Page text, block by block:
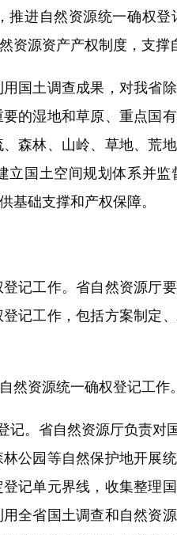
进自然资源统一确权
源资产产权制度，支撑
土调查成果，对我省除
的湿地和草原、重点国
森林、山岭、草地、荒
国土空间规划体系并
基础支撑和产权保障。
工作。省自然资源厅
记工作，包括方案制定
资源统一确权登记工作。
。省自然资源厅负责对
公园等自然保护地开展
记单元界线，收集整理
全省国土调查和自然资